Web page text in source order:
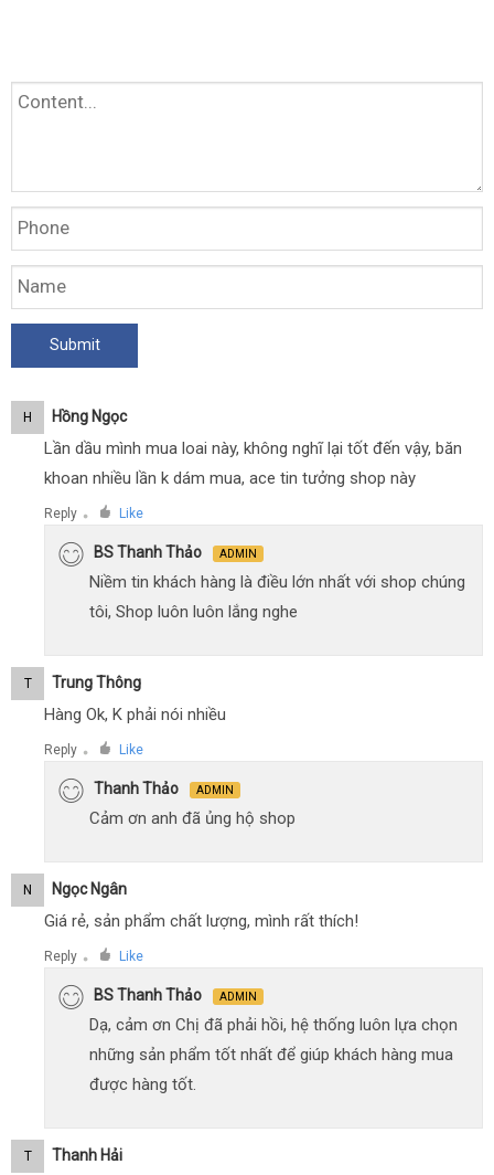
H Hồng Ngọc
Lần dầu mình mua loai này, không nghĩ lại tốt đến vậy, băn
khoan nhiều lần k dám mua, ace tin tưởng shop này
Reply ● Like
BS Thanh Thảo ADMIN
Niềm tin khách hàng là điều lớn nhất với shop chúng
tôi, Shop luôn luôn lắng nghe
T Trung Thông
Hàng Ok, K phải nói nhiều
Reply ● Like
Thanh Thảo ADMIN
Cảm ơn anh đã ủng hộ shop
N Ngọc Ngân
Giá rẻ, sản phẩm chất lượng, mình rất thích!
Reply ● Like
BS Thanh Thảo ADMIN
Dạ, cảm ơn Chị đã phải hồi, hệ thống luôn lựa chọn
những sản phẩm tốt nhất để giúp khách hàng mua
được hàng tốt.
T Thanh Hải